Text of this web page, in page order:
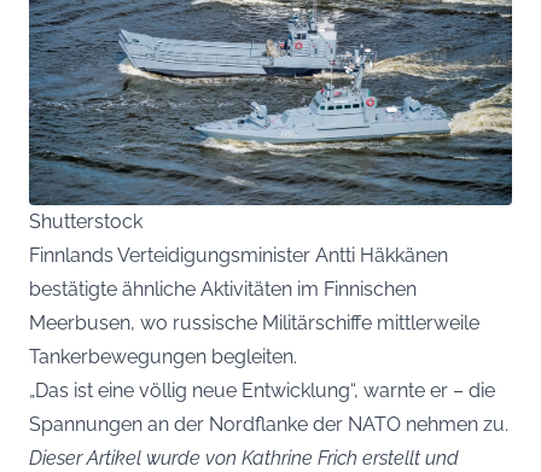
Shutterstock
Finnlands Verteidigungsminister Antti Häkkänen
bestätigte ähnliche Aktivitäten im Finnischen
Meerbusen, wo russische Militärschiffe mittlerweile
Tankerbewegungen begleiten.
„Das ist eine völlig neue Entwicklung“, warnte er – die
Spannungen an der Nordflanke der NATO nehmen zu.
Dieser Artikel wurde von Kathrine Frich erstellt und